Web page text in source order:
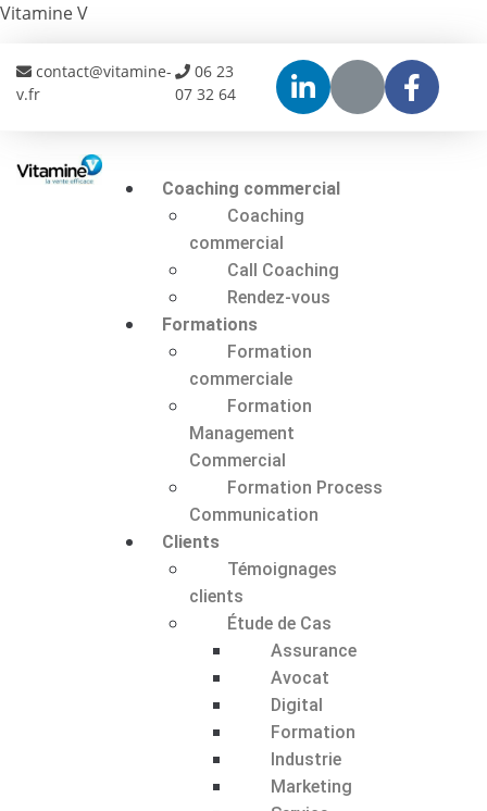
Vitamine V
contact@vitamine-
v.fr
06 23
07 32 64
Coaching commercial
Coaching
commercial
Call Coaching
Rendez-vous
Formations
Formation
commerciale
Formation
Management
Commercial
Formation Process
Communication
Clients
Témoignages
clients
Étude de Cas
Assurance
Avocat
Digital
Formation
Industrie
Marketing